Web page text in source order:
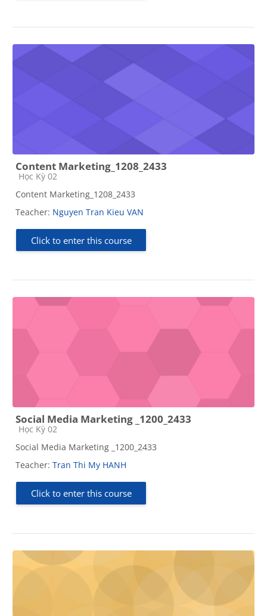
Content Marketing_1208_2433
Course category
Học Kỳ 02
Content Marketing_1208_2433
Teacher: Nguyen Tran Kieu VAN
Click to enter this course
Social Media Marketing _1200_2433
Course category
Học Kỳ 02
Social Media Marketing _1200_2433
Teacher: Tran Thi My HANH
Click to enter this course